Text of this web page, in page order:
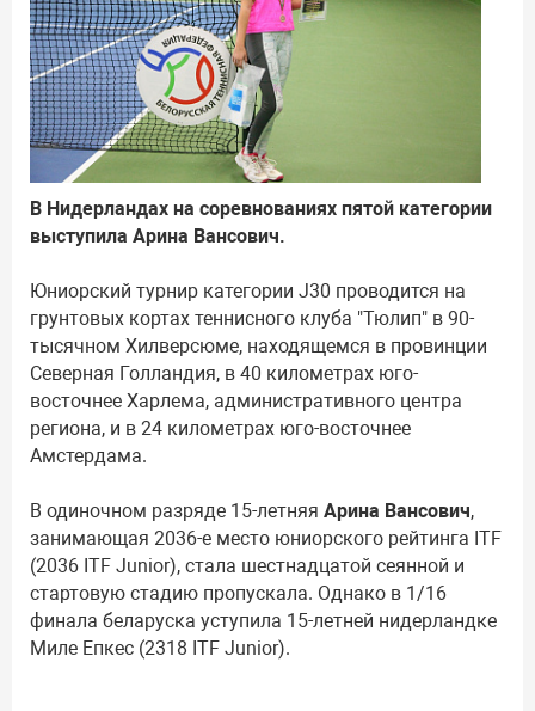
В Нидерландах на соревнованиях пятой категории
выступила Арина Вансович.
Юниорский турнир категории J30 проводится на
грунтовых кортах теннисного клуба "Тюлип" в 90-
тысячном Хилверсюме, находящемся в провинции
Северная Голландия, в 40 километрах юго-
восточнее Харлема, административного центра
региона, и в 24 километрах юго-восточнее
Амстердама.
В одиночном разряде 15-летняя Арина Вансович,
занимающая 2036-е место юниорского рейтинга ITF
(2036 ITF Junior), стала шестнадцатой сеянной и
стартовую стадию пропускала. Однако в 1/16
финала беларуска уступила 15-летней нидерландке
Миле Епкес (2318 ITF Junior).